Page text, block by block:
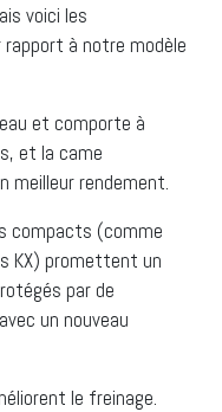
voici les
à notre modèle
et comporte à
et la came
meilleur rendement.
compacts (comme
KX) promettent un
par de
un nouveau
le freinage.